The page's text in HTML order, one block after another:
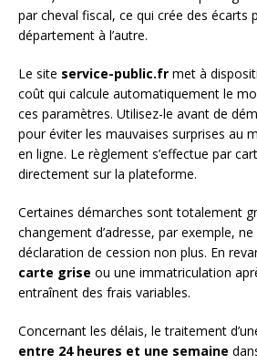
par cheval fiscal, ce qui crée des écarts
département à l’autre.
Le site service-public.fr met à
coût qui calcule automatiquement le
ces paramètres. Utilisez-le avant de
pour éviter les mauvaises surprises au
en ligne. Le règlement s’effectue par
directement sur la plateforme.
Certaines démarches sont totalement
changement d’adresse, par exemple,
déclaration de cession non plus. En
carte grise ou une immatriculation
entraînent des frais variables.
Concernant les délais, le traitement
entre 24 heures et une semaine